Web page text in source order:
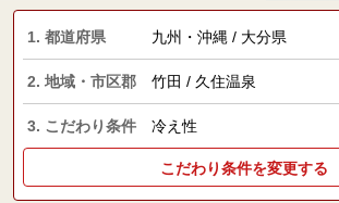
1. 都道府県 九州・沖縄 / 大分県
2. 地域・市区郡 竹田 / 久住温泉
3. こだわり条件 冷え性
こだわり条件を変更する